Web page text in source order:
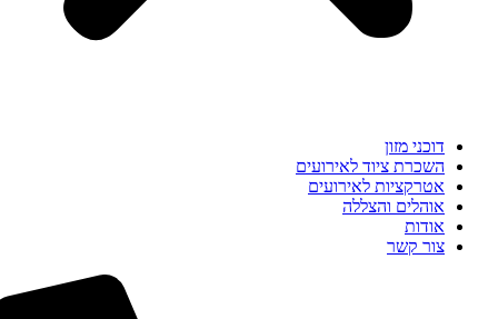
דוכני מזון
השכרת ציוד לאירועים
אטרקציות לאירועים
אוהלים והצללה
אודות
צור קשר